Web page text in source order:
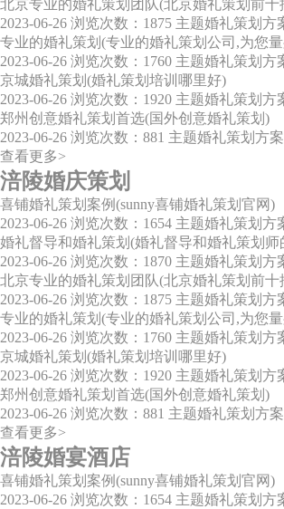
北京专业的婚礼策划团队(北京婚礼策划前十
2023-06-26 浏览次数：1875 主题婚礼策划方
专业的婚礼策划(专业的婚礼策划公司,为您
2023-06-26 浏览次数：1760 主题婚礼策划方
京城婚礼策划(婚礼策划培训哪里好)
2023-06-26 浏览次数：1920 主题婚礼策划方
郑州创意婚礼策划首选(国外创意婚礼策划)
2023-06-26 浏览次数：881 主题婚礼策划方案
查看更多>
涪陵婚庆策划
喜铺婚礼策划案例(sunny喜铺婚礼策划官网)
2023-06-26 浏览次数：1654 主题婚礼策划方
婚礼督导和婚礼策划(婚礼督导和婚礼策划师
2023-06-26 浏览次数：1870 主题婚礼策划方
北京专业的婚礼策划团队(北京婚礼策划前十
2023-06-26 浏览次数：1875 主题婚礼策划方
专业的婚礼策划(专业的婚礼策划公司,为您
2023-06-26 浏览次数：1760 主题婚礼策划方
京城婚礼策划(婚礼策划培训哪里好)
2023-06-26 浏览次数：1920 主题婚礼策划方
郑州创意婚礼策划首选(国外创意婚礼策划)
2023-06-26 浏览次数：881 主题婚礼策划方案
查看更多>
涪陵婚宴酒店
喜铺婚礼策划案例(sunny喜铺婚礼策划官网)
2023-06-26 浏览次数：1654 主题婚礼策划方